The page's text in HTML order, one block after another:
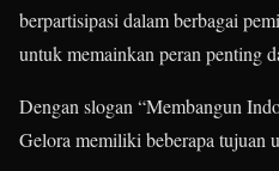
berpartisipasi dalam berbagai
untuk memainkan peran penting
Dengan slogan “Membangun
Gelora memiliki beberapa tujuan